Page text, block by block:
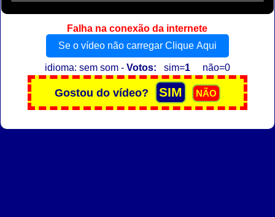
Falha na conexão da internete
Se o vídeo não carregar Clique Aqui
idioma: sem som - Votos: sim=1não=0